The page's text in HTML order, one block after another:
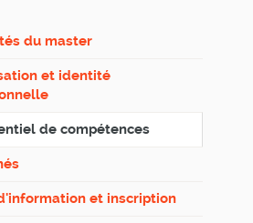
du master
et identité
de compétences
et inscription